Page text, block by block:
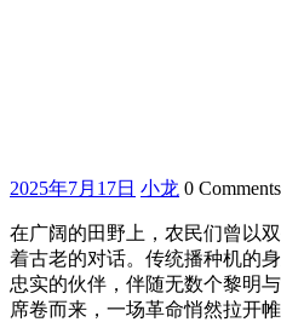
2025年7月17日 2025
7
月
17
日
小龙 小
0 Comments
在广阔的田野上，农民们曾以
着古老的对话。传统播种机的
忠实的伙伴，伴随无数个黎明
席卷而来，一场革命悄然拉开